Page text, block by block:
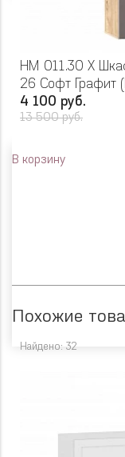
НМ 011.30 Х
26 Софт Графит
4 100 руб.
13 500 руб.
В корзину
Похожие
Найдено: 32